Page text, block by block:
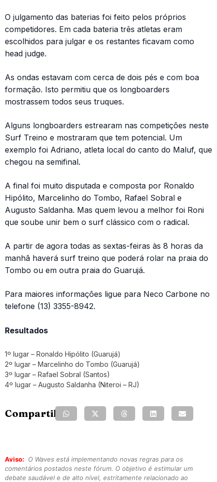
O julgamento das baterias foi feito pelos próprios
competidores. Em cada bateria três atletas eram
escolhidos para julgar e os restantes ficavam como
head judge.
As ondas estavam com cerca de dois pés e com boa
formação. Isto permitiu que os longboarders
mostrassem todos seus truques.
Alguns longboarders estrearam nas competições neste
Surf Treino e mostraram que tem potencial. Um
exemplo foi Adriano, atleta local do canto do Maluf, que
chegou na semifinal.
A final foi muito disputada e composta por Ronaldo
Hipólito, Marcelinho do Tombo, Rafael Sobral e
Augusto Saldanha. Mas quem levou a melhor foi Roni
que soube unir bem o surf clássico com o radical.
A partir de agora todas as sextas-feiras às 8 horas da
manhã haverá surf treino que poderá rolar na praia do
Tombo ou em outra praia do Guarujá.
Para maiores informações ligue para Neco Carbone no
telefone (13) 3355-8942.
Resultados
1º lugar – Ronaldo Hipólito (Guarujá)
2º lugar – Marcelinho do Tombo (Guarujá)
3º lugar – Rafael Sobral (Santos)
4º lugar – Augusto Saldanha (Niteroi – RJ)
Compartilhe:
Aviso:
O Waves está implementando novas regras para os
comentários postados neste fórum. O objetivo é estimular um
debate saudável e de alto nível, estritamente relacionado ao